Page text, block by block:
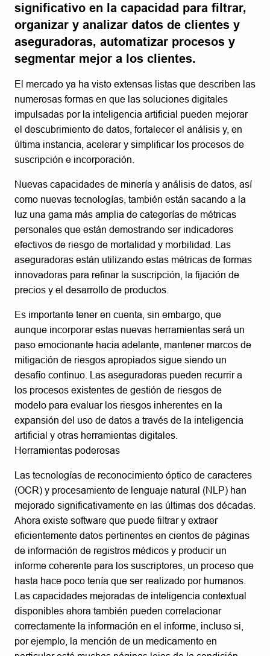
significativo en la capacidad para filtrar,
organizar y analizar datos de clientes y
aseguradoras, automatizar procesos y
segmentar mejor a los clientes.
El mercado ya ha visto extensas listas que describen las
numerosas formas en que las soluciones digitales
impulsadas por la inteligencia artificial pueden mejorar
el descubrimiento de datos, fortalecer el análisis y, en
última instancia, acelerar y simplificar los procesos de
suscripción e incorporación.
Nuevas capacidades de minería y análisis de datos, así
como nuevas tecnologías, también están sacando a la
luz una gama más amplia de categorías de métricas
personales que están demostrando ser indicadores
efectivos de riesgo de mortalidad y morbilidad. Las
aseguradoras están utilizando estas métricas de formas
innovadoras para refinar la suscripción, la fijación de
precios y el desarrollo de productos.
Es importante tener en cuenta, sin embargo, que
aunque incorporar estas nuevas herramientas será un
paso emocionante hacia adelante, mantener marcos de
mitigación de riesgos apropiados sigue siendo un
desafío continuo. Las aseguradoras pueden recurrir a
los procesos existentes de gestión de riesgos de
modelo para evaluar los riesgos inherentes en la
expansión del uso de datos a través de la inteligencia
artificial y otras herramientas digitales.
Herramientas poderosas
Las tecnologías de reconocimiento óptico de caracteres
(OCR) y procesamiento de lenguaje natural (NLP) han
mejorado significativamente en las últimas dos décadas.
Ahora existe software que puede filtrar y extraer
eficientemente datos pertinentes en cientos de páginas
de información de registros médicos y producir un
informe coherente para los suscriptores, un proceso que
hasta hace poco tenía que ser realizado por humanos.
Las capacidades mejoradas de inteligencia contextual
disponibles ahora también pueden correlacionar
correctamente la información en el informe, incluso si,
por ejemplo, la mención de un medicamento en